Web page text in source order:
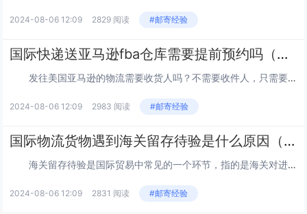
2024-08-06 12:09 2829 阅读 #邮寄经验
国际快递送亚马逊fba仓库需要提前预约吗（亚马逊物流需要收件人吗）
发往美国亚马逊的物流需要收货人吗？不需要收件人，只需要收件公司。亚马逊不会充当海关注册出口商/海关注册进口商的关税和税款;已交付完税(DDP)亚马逊不充当收货人，不需要收货人，只需要收货人公司。 亚马逊美国不会作为海关注册出口商/...
2024-08-06 12:09 2983 阅读 #邮寄经验
国际物流货物遇到海关留存待验是什么原因（海关留存待验流程是怎样的）
海关留存待验是国际贸易中常见的一个环节，指的是海关对进出口货物进行的一种检查和审查程序。以下是对这一流程的简介： 目的 1、确保货物遵守所有适用的法律和规定。 2、核实货物申报的准确性，包括商品描述、价值、原产地和用途...
2024-08-06 12:09 2831 阅读 #邮寄经验